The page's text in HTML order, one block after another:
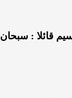
قائلا : سبحان